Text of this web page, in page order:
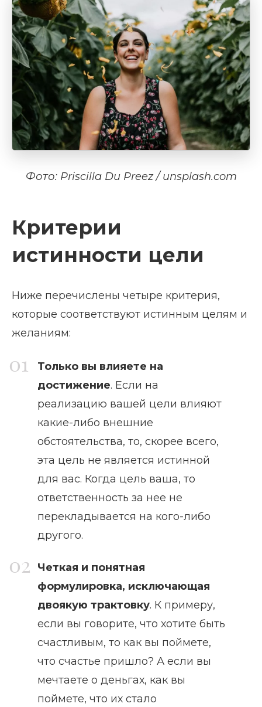
Фото: Priscilla Du Preez / unsplash.com
Критерии
истинности цели
Ниже перечислены четыре критерия,
которые соответствуют истинным целям и
желаниям:
Только вы влияете на
достижение. Если на
реализацию вашей цели влияют
какие-либо внешние
обстоятельства, то, скорее всего,
эта цель не является истинной
для вас. Когда цель ваша, то
ответственность за нее не
перекладывается на кого-либо
другого.
Четкая и понятная
формулировка, исключающая
двоякую трактовку. К примеру,
если вы говорите, что хотите быть
счастливым, то как вы поймете,
что счастье пришло? А если вы
мечтаете о деньгах, как вы
поймете, что их стало